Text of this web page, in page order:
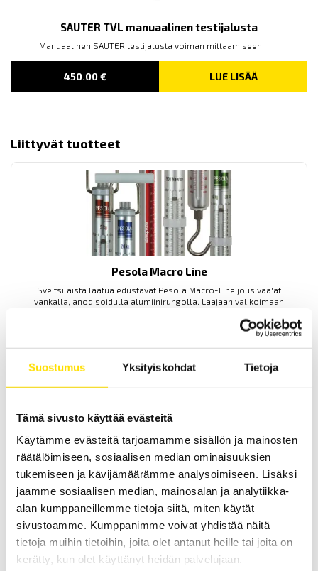
Suostumus Yksityiskohdat Tietoja
Tämä sivusto käyttää evästeitä
Käytämme evästeitä tarjoamamme sisällön ja mainosten
räätälöimiseen, sosiaalisen median ominaisuuksien
tukemiseen ja kävijämäärämme analysoimiseen. Lisäksi
jaamme sosiaalisen median, mainosalan ja analytiikka-
alan kumppaneillemme tietoja siitä, miten käytät
sivustoamme. Kumppanimme voivat yhdistää näitä
tietoja muihin tietoihin, joita olet antanut heille tai joita on
kerätty, kun olet käyttänyt heidän palvelujaan.
SAUTER TVL manuaalinen testijalusta
Manuaalinen SAUTER testijalusta voiman mittaamiseen
450.00€ LUE LISÄÄ
Liittyvät tuotteet
Pesola Macro Line
Sveitsiläistä laatua edustavat Pesola Macro-Line jousivaa'at
vankalla, anodisoidulla alumiinirungolla. Laajaan valikoimaan
KERN UFB Lavavaaka
KERN UFB lavavaaka on vankka ja taloudellinen vaaka
kuormalavojen punnitsemiseen. Maksimaalinen kapasiteetti jopa
1500 kg.